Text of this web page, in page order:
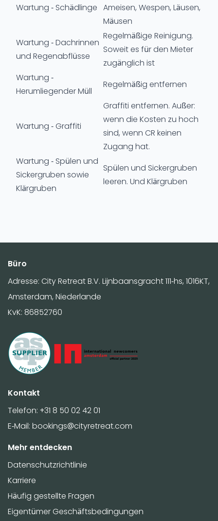
Wartung - Schädlinge Ameisen, Wespen, Läusen,
Mäusen
Wartung - Dachrinnen
und Regenabflüsse
Regelmäßige Reinigung.
Soweit es für den Mieter
zugänglich ist
Wartung -
Herumliegender Müll
Regelmäßig entfernen
Wartung - Graffiti
Graffiti entfernen. Außer:
wenn die Kosten zu hoch
sind, wenn CR keinen
Zugang hat.
Wartung - Spülen und
Sickergruben sowie
Klärgruben
Spülen und Sickergruben
leeren. Und Klärgruben
Büro
Adresse: City Retreat B.V. Lijnbaansgracht 111-hs, 1016KT,
Amsterdam, Niederlande
KvK: 86852760
Kontakt
Telefon: +31 8 50 02 42 01
E-Mail: bookings@cityretreat.com
Mehr entdecken
Datenschutzrichtlinie
Karriere
Häufig gestellte Fragen
Eigentümer Geschäftsbedingungen